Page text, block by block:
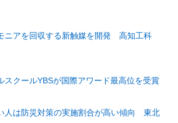
ニアを回収する新触媒を開発 高知工科
スクールYBSが国際アワード最高位を受賞
人は防災対策の実施割合が高い傾向 東北